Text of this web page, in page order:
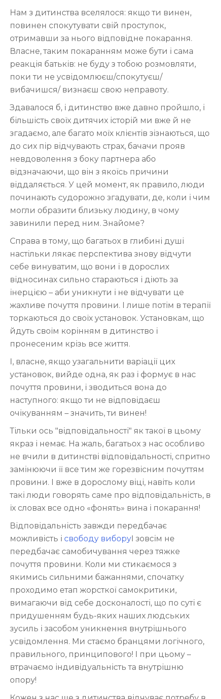
Нам з дитинства вселялося: якщо ти винен,
повинен спокутувати свій проступок,
отримавши за нього відповідне покарання.
Власне, таким покаранням може бути і сама
реакція батьків: не буду з тобою розмовляти,
поки ти не усвідомлюєш/спокутуєш/
вибачишся/ визнаєш свою неправоту.
Здавалося б, і дитинство вже давно пройшло, і
більшість своїх дитячих історій ми вже й не
згадаємо, але багато моїх клієнтів зізнаються, що
до сих пір відчувають страх, бачачи прояв
невдоволення з боку партнера або
відзначаючи, що він з якоїсь причини
віддаляється. У цей момент, як правило, люди
починають судорожно згадувати, де, коли і чим
могли образити близьку людину, в чому
завинили перед ним. Знайоме?
Справа в тому, що багатьох в глибині душі
настільки лякає перспектива знову відчути
себе винуватим, що вони і в дорослих
відносинах сильно стараються і діють за
інерцією – аби уникнути і не відчувати це
жахливе почуття провини. І лише потім в терапії
торкаються до своїх установок. Установкам, що
йдуть своїм корінням в дитинство і
пронесеним крізь все життя.
І, власне, якщо узагальнити варіації цих
установок, вийде одна, як раз і формує в нас
почуття провини, і зводиться вона до
наступного: якщо ти не відповідаєш
очікуванням – значить, ти винен!
Тільки ось "відповідальності" як такої в цьому
якраз і немає. На жаль, багатьох з нас особливо
не вчили в дитинстві відповідальності, спритно
замінюючи її все тим же горезвісним почуттям
провини. І вже в дорослому віці, навіть коли
такі люди говорять саме про відповідальність, в
їх словах все одно «фонять» вина і покарання!
Відповідальність завжди передбачає
можливість і свободу виборуІ зовсім не
передбачає самобичування через тяжке
почуття провини. Коли ми стикаємося з
якимись сильними бажаннями, спочатку
проходимо етап жорсткої самокритики,
вимагаючи від себе досконалості, що по суті є
придушенням будь-яких наших людських
зусиль і засобом уникнення внутрішнього
усвідомлення. Ми стаємо бранцями логічного,
правильного, принципового! І при цьому –
втрачаємо індивідуальність та внутрішню
опору!